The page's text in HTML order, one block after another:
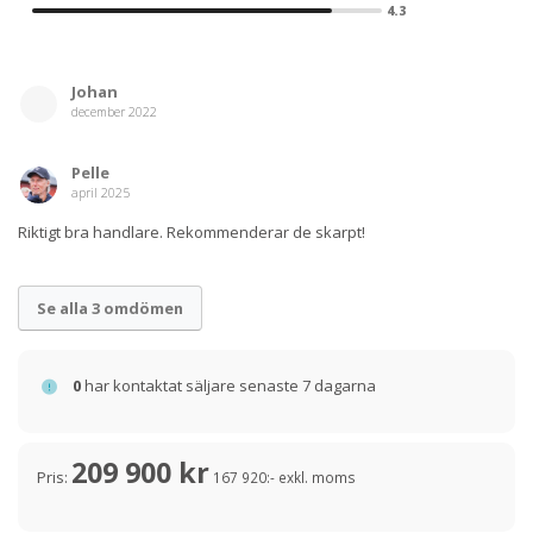
kunskap, och vi delar gärna med oss om vi har möjlighet.
4.3
Johan
december 2022
Pelle
april 2025
Riktigt bra handlare. Rekommenderar de skarpt!
Se alla 3 omdömen
0har kontaktat säljare senaste 7 dagarna
Pris: 209 900 kr 167 920:- exkl. moms